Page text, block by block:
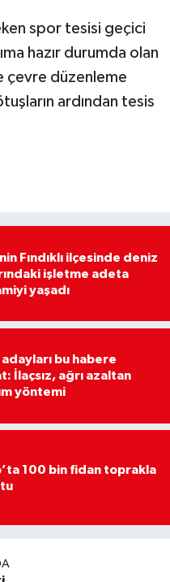
spor tesisi geçici
hazır durumda olan
çevre düzenleme
ardından tesis
Fındıklı ilçesinde deniz
işletme adeta
yaşadı
bu habere
İlaçsız, ağrı azaltan
yöntemi
100 bin fidan toprakla